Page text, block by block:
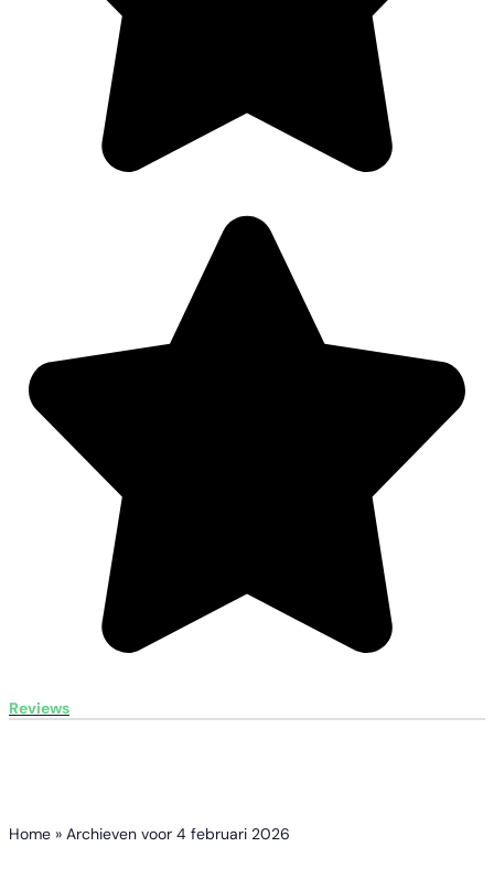
Reviews
Home » Archieven voor 4 februari 2026